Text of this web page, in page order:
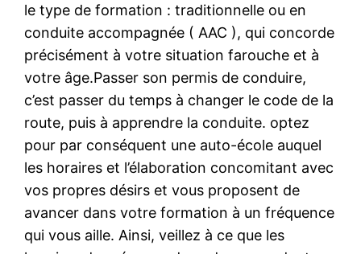
le type de formation : traditionnelle ou en
conduite accompagnée ( AAC ), qui concorde
précisément à votre situation farouche et à
votre âge.Passer son permis de conduire,
c’est passer du temps à changer le code de la
route, puis à apprendre la conduite. optez
pour par conséquent une auto-école auquel
les horaires et l’élaboration concomitant avec
vos propres désirs et vous proposent de
avancer dans votre formation à un fréquence
qui vous aille. Ainsi, veillez à ce que les